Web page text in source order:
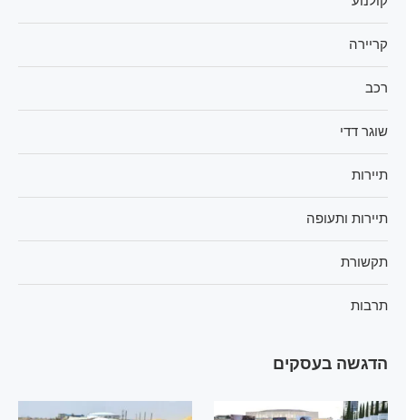
קריירה
רכב
שוגר דדי
תיירות
תיירות ותעופה
תקשורת
תרבות
הדגשה בעסקים